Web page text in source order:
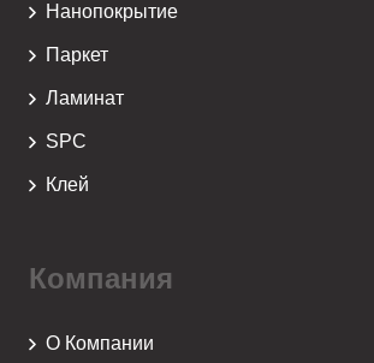
Нанопокрытие
Паркет
Ламинат
SPC
Клей
Компания
О Компании